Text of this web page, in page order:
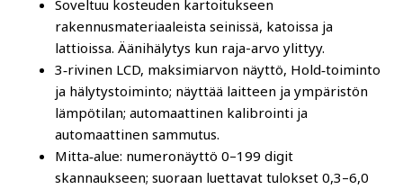
Logca Atso -tarvikkeet
Trotec-tarvikkeet
Schaller-tarvikkeet
Merlin-tarvikkeet
Soveltuu kosteuden kartoitukseen
rakennusmateriaaleista seinissä, katoissa ja
lattioissa.​ Äänihälytys kun raja-arvo ylittyy.
3‑rivinen LCD, maksimiarvon näyttö, Hold‑toiminto
ja hälytystoiminto; näyttää laitteen ja ympäristön
lämpötilan; automaattinen kalibrointi ja
automaattinen sammutus.​
Mitta‑alue: numeronäyttö 0–199 digit
skannaukseen; suoraan luettavat tulokset 0,3–6,0